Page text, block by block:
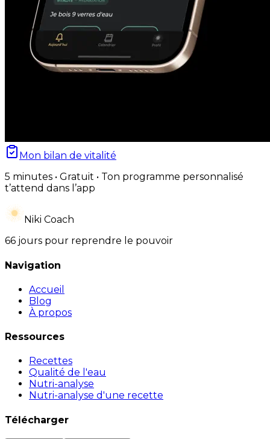
Mon bilan de vitalité
5 minutes • Gratuit • Ton programme personnalisé
t’attend dans l’app
Niki Coach
66 jours pour reprendre le pouvoir
Navigation
Accueil
Blog
À propos
Ressources
Recettes
Qualité de l'eau
Nutri-analyse
Nutri-analyse d'une recette
Télécharger